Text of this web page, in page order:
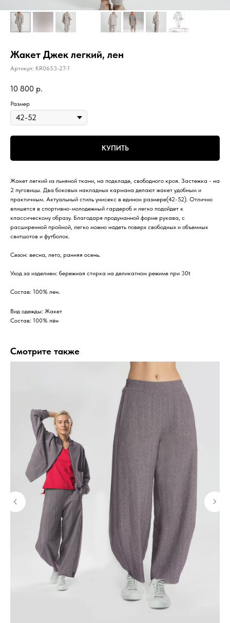
Жакет Джек легкий, лен
Артикул: KR0653-27-1
10 800 р.
Размер
КУПИТЬ
Жакет легкий из льняной ткани, на подкладе, свободного кроя. Застежка - на
2 пуговицы. Два боковых накладных кармана делают жакет удобным и
практичным. Актуальный стиль унисекс в едином размере(42-52). Отлично
впишется в спортивно-молодежный гардероб и легко подойдет к
классическому образу. Благодаря продуманной форме рукава, с
расширенной проймой, легко можно надеть поверх свободных и объемных
свитшотов и футболок.
Сезон: весна, лето, ранняя осень.
Уход за изделием: бережная стирка на деликатном режиме при 30t
Состав: 100% лен.
Вид одежды: Жакет
Состав: 100% лён
Смотрите также